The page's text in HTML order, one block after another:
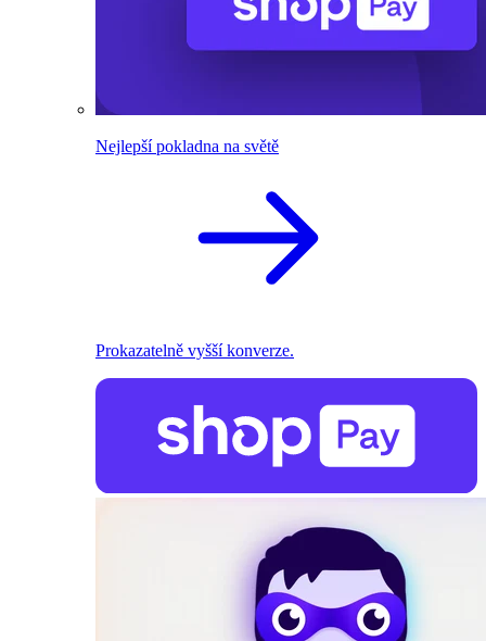
Nejlepší pokladna na světě
Prokazatelně vyšší konverze.